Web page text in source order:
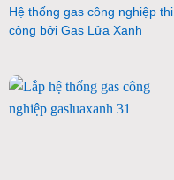
Hệ thống gas công nghiệp thi
công bởi Gas Lửa Xanh